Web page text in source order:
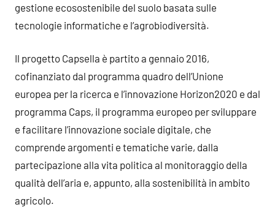
gestione ecosostenibile del suolo basata sulle
tecnologie informatiche e l’agrobiodiversità.
Il progetto Capsella è partito a gennaio 2016,
cofinanziato dal programma quadro dell’Unione
europea per la ricerca e l’innovazione Horizon2020 e dal
programma Caps, il programma europeo per sviluppare
e facilitare l’innovazione sociale digitale, che
comprende argomenti e tematiche varie, dalla
partecipazione alla vita politica al monitoraggio della
qualità dell’aria e, appunto, alla sostenibilità in ambito
agricolo.